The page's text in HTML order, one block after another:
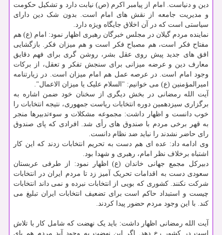
دین و دنیاست. امام از پیامبر اکرم (ص) نیابت دارد و تشکیل حکومت
و مدیریت جامعه از نقش های امام است. بدون شک دین دارای
سیاستی است که در آن اخلاق جایگاه ویژه دارد.
نماینده مردم گیلان در مجلس خبرگان رهبری اظهار نمود: امام (ع) هم
مفتاح فکر است، هم مصباح فکر است و هم میزان فکر. بازگشایی
افق های جدید پیش روی عقل بشر، روشن گری برای فهم دقایق
معارف دین و عرضه میزانی برای سنجش تفکر و تعقل، از برکات
وجود امام است. در عرصه عمل هم امام میزان است. در زیارتنامه
امیرالمؤمنین (ع) می خوانیم: "السلام علیک یا میزان الاعمال".
آیت الله رمضانی در بخش دیگری از سخنان خود ضمن اشاره به
برگزاری سیزدهمین دوره انتخابات ریاست جمهوری، نتیجه انتخابات را
خوب دانست و اظهار داشت: مجموعه مشکلات و سوءتدبیرها منجر
به قهر برخی مردم با صندوق های رأی شد. افرادی که پای صندوق
رای حاضر نشدند را نباید ضد نظام دانست.
وی ادامه داد: عده ای هم دست به تحریم انتخابات زدند که این کار
اشتباه برخلاف نظر امام، رهبری و شهدا بود.
دبیرکل مجمع جهانی خاندان (ع) اظهار نمود: از طرفی عربستان
سعودی دست به اقدامات تحریک آمیز زد تا مردم ایران در انتخابات
شرکت نکنند. کشوری که بویی از انتخابات نبرده و نمی داند انتخابات
چیست و استبداد حاکم است برای تضعیف انتخابات ایران تبلیغ می
کند. با این وجود مردم حضور پیدا کردند.
آیت الله رمضانی اظهار داشت: باید یک نهضت که شامل کار با تلاش
است در کشور رخ دهد. اگر این نهضت به وجود آید مردم هم پای